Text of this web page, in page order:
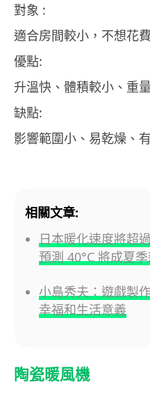
對象 :
適合房間較小，不想花
優點:
升溫快、體積較小、重
缺點:
影響範圍小、易乾燥、
相關文章:
日本暖化速度將超
預測 40°C 將成夏
小島秀夫：遊戲製
幸福和生活意義
陶瓷暖風機